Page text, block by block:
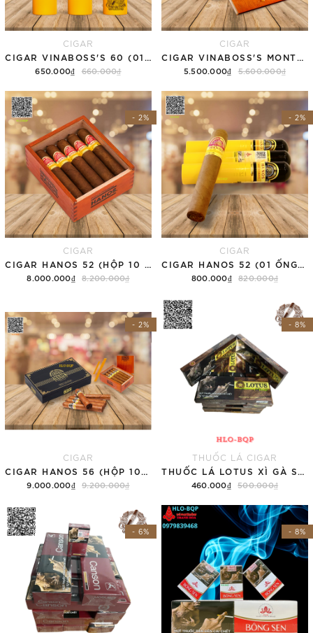
CIGAR
650.000₫ 660.000₫
Thêm vào giỏ hàng
CIGAR
5.500.000₫ 5.600.000₫
Thêm vào giỏ hàng
- 2%
CIGAR
8.000.000₫ 8.200.000₫
- 2%
CIGAR
800.000₫ 820.000₫
Thêm vào giỏ hàng
- 2%
CIGAR
9.000.000₫ 9.200.000₫
Thêm vào giỏ hàng
- 8%
THUỐC LÁ CIGAR
460.000₫ 500.000₫
Thêm vào giỏ hàng
- 6% - 8%